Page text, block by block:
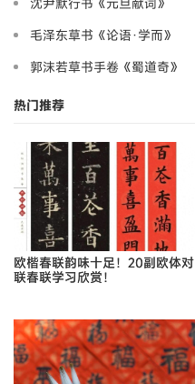
毛泽东草书《论语·学而》
郭沫若草书手卷《蜀道奇》
热门推荐
欧楷春联韵味十足！20副欧体对
联春联学习欣赏！